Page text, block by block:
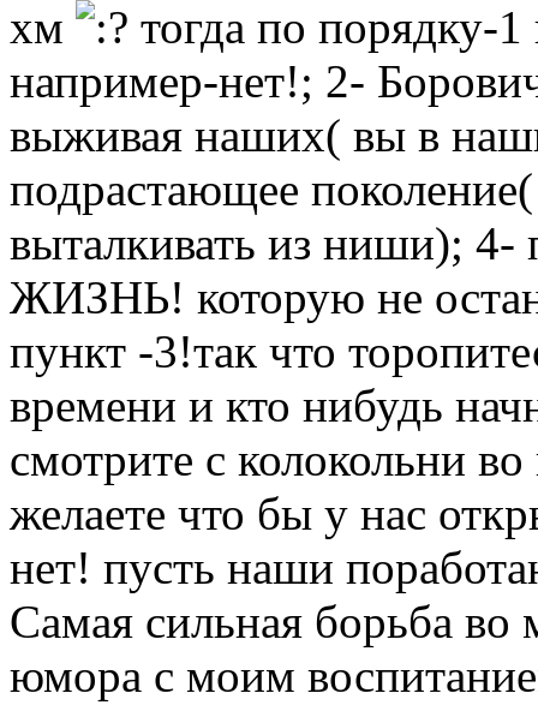
хм
тогда по порядку-
например-нет!; 2-
выживая наших( вы в
подрастающее
выталкивать из ниши); 4-
ЖИЗНЬ! которую не
пункт -3!так что
времени и кто нибудь
смотрите с колокольни
желаете что бы у нас
нет! пусть наши
Самая сильная борьба во
юмора с моим